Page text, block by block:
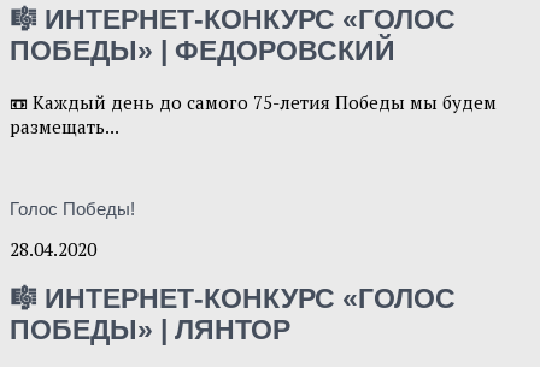
🎼 ИНТЕРНЕТ-КОНКУРС «ГОЛОС
ПОБЕДЫ» | ФЕДОРОВСКИЙ
📼 Каждый день до самого 75-летия Победы мы будем
размещать...
Голос Победы!
28.04.2020
🎼 ИНТЕРНЕТ-КОНКУРС «ГОЛОС
ПОБЕДЫ» | ЛЯНТОР